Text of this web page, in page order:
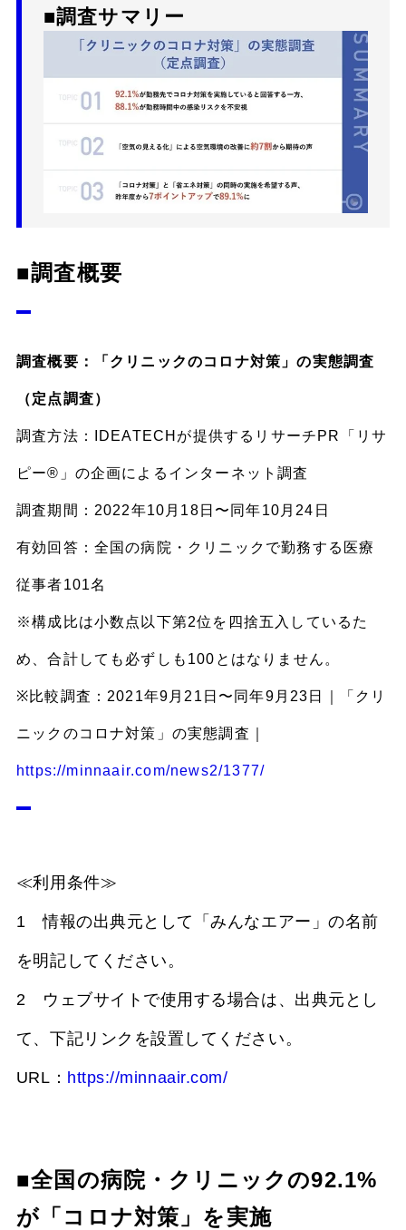
■調査サマリー
■調査概要
調査概要：「クリニックのコロナ対策」の実態調査
（定点調査）
調査方法：IDEATECHが提供するリサーチPR「リサ
ピー®︎」の企画によるインターネット調査
調査期間：2022年10月18日〜同年10月24日
有効回答：全国の病院・クリニックで勤務する医療
従事者101名
※構成比は小数点以下第2位を四捨五入しているた
め、合計しても必ずしも100とはなりません。
※比較調査：2021年9月21日〜同年9月23日｜「クリ
ニックのコロナ対策」の実態調査｜
https://minnaair.com/news2/1377/
≪利用条件≫
1 情報の出典元として「みんなエアー」の名前
を明記してください。
2 ウェブサイトで使用する場合は、出典元とし
て、下記リンクを設置してください。
URL： https://minnaair.com/
■全国の病院・クリニックの92.1%
が「コロナ対策」を実施